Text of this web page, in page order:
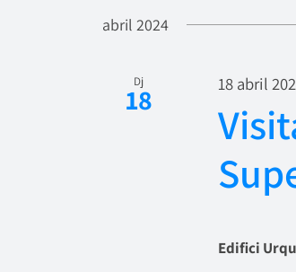
abril 2024
Dj
18 18 abril
Edifici